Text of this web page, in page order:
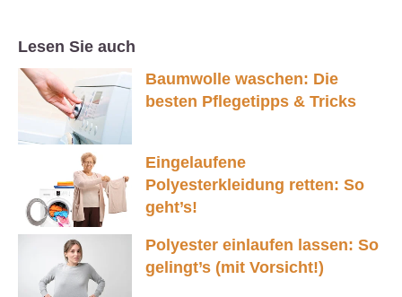
Lesen Sie auch
Baumwolle waschen: Die
besten Pflegetipps & Tricks
Eingelaufene
Polyesterkleidung retten: So
geht’s!
Polyester einlaufen lassen: So
gelingt’s (mit Vorsicht!)